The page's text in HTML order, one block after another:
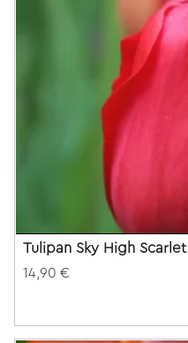
Tulipan Sky High Scarlet
14,90 €